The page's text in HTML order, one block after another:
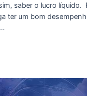
saber o lucro líquido.
ter um bom